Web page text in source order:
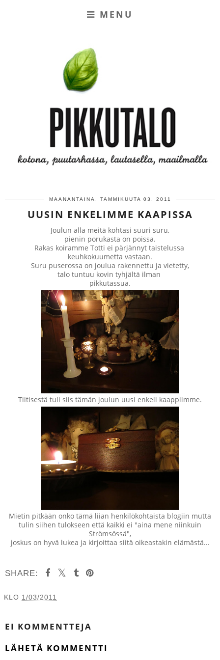
MENU
MAANANTAINA, TAMMIKUUTA 03, 2011
UUSIN ENKELIMME KAAPISSA
Joulun alla meitä kohtasi suuri suru,
pienin porukasta on poissa.
Rakas koiramme Totti ei pärjännyt taistelussa
keuhkokuumetta vastaan.
Suru puserossa on joulua rakennettu ja vietetty,
talo tuntuu kovin tyhjältä ilman
pikkutassua.
Tiitisestä tuli siis tämän joulun uusi enkeli kaappiimme.
Mietin pitkään onko tämä liian henkilökohtaista blogiin mutta
tulin siihen tulokseen että kaikki ei "aina mene niinkuin
Strömsössä",
joskus on hyvä lukea ja kirjoittaa siitä oikeastakin elämästä...
SHARE:
KLO 1/03/2011
EI KOMMENTTEJA
LÄHETÄ KOMMENTTI